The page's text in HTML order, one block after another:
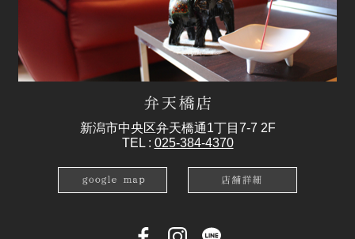
新潟市中央区弁天橋通1丁目7-7 2F
TEL : 025-384-4370